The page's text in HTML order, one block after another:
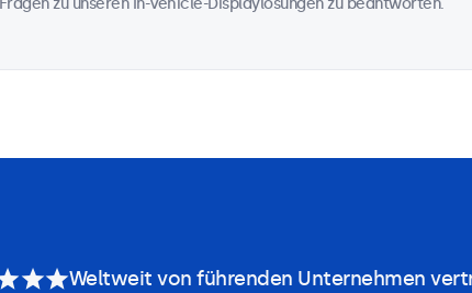
Fragen zu unseren In-Vehicle-Displaylösungen zu beantworten.
Weltweit von führenden Unternehmen